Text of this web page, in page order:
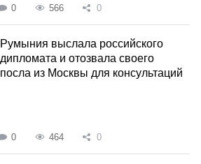
0 566 0
Румыния выслала российского
дипломата и отозвала своего
посла из Москвы для консультаций
0 464 0